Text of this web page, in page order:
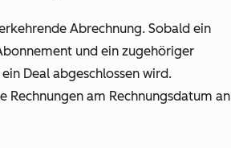
Abrechnung. Sobald ein
und ein zugehöriger
Deal abgeschlossen wird.
am Rechnungsdatum an